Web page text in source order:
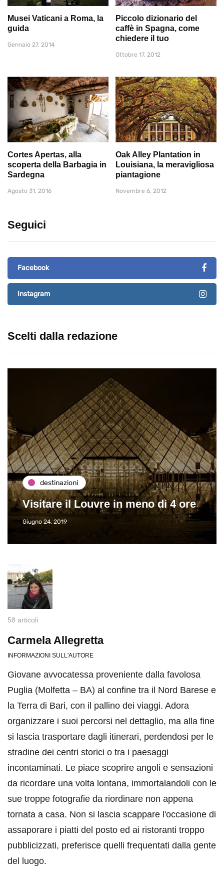
Musei Vaticani a Roma, la
guida
Gennaio 27, 2014
Piccolo dizionario del
caffè in Spagna, come
chiedere il tuo
Ottobre 17, 2012
Cortes Apertas, alla
scoperta della Barbagia in
Sardegna
Agosto 31, 2016
Oak Alley Plantation in
Louisiana, la meravigliosa
piantagione
Novembre 6, 2012
Seguici
Facebook
Instagram
Scelti dalla redazione
destinazioni
Visitare il Louvre in meno di 4 ore
Giugno 24, 2019
58 articoli
Carmela Allegretta
INFORMAZIONI SULL'AUTORE
Giovane avvocatessa proveniente dalla favolosa
Puglia (Molfetta – BA) al confine tra il Nord Barese e
la Terra di Bari, con il pallino dei viaggi. Adora
organizzare i suoi percorsi nel dettaglio, ma alla fine
si lascia trasportare dagli itinerari, perdendosi per le
stradine dei centri storici o tra i paesaggi
incontaminati. Le piace scoprire angoli e sensazioni
da ricordare una volta lontana, immortalandoli con le
sue troppe fotografie da riordinare non appena
tornata a casa. Non si lascia scappare l'occasione di
assaporare i piatti del posto ed ai ristoranti troppo
pubblicizzati, preferisce quelli frequentati dalla gente
del luogo.